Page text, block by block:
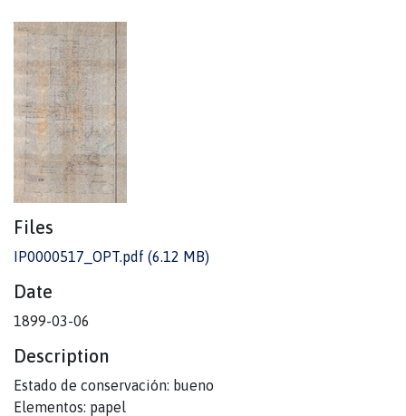
Files
IP0000517_OPT.pdf (6.12 MB)
Date
1899-03-06
Description
Estado de conservación: bueno
Elementos: papel